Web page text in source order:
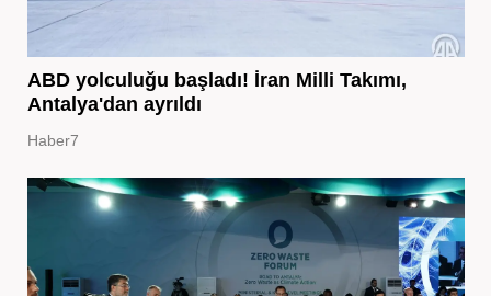
ABD yolculuğu başladı! İran Milli Takımı,
Antalya'dan ayrıldı
Haber7